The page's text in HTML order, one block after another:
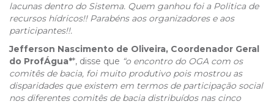
lacunas dentro do Sistema. Quem ganhou foi a Politica de
recursos hídricos!! Parabéns aos organizadores e aos
participantes!!.
Jefferson Nascimento de Oliveira, Coordenador Geral
do ProfÁgua**, disse que “o encontro do OGA com os
comitês de bacia, foi muito produtivo pois mostrou as
disparidades que existem em termos de participação social
nos diferentes comitês de bacia distribuídos nas cinco